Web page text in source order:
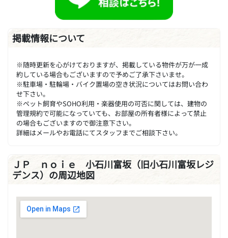
掲載情報について
※随時更新を心がけておりますが、掲載している物件が万が一成
約している場合もございますので予めご了承下さいませ。
※駐車場・駐輪場・バイク置場の空き状況についてはお問い合わ
せ下さい。
※ペット飼育やSOHO利用・楽器使用の可否に関しては、建物の
管理規約で可能になっていても、お部屋の所有者様によって禁止
の場合もございますので御注意下さい。
詳細はメールやお電話にてスタッフまでご相談下さい。
ＪＰ ｎｏｉｅ 小石川富坂（旧小石川富坂レジ
デンス）の周辺地図